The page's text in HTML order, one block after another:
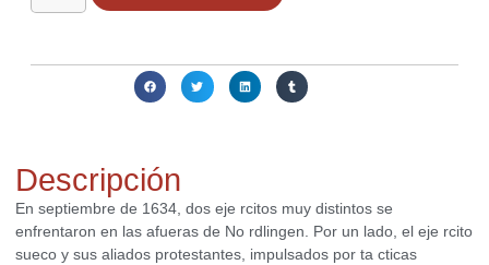
Descripción
En septiembre de 1634, dos eje rcitos muy distintos se
enfrentaron en las afueras de No rdlingen. Por un lado, el eje rcito
sueco y sus aliados protestantes, impulsados por ta cticas